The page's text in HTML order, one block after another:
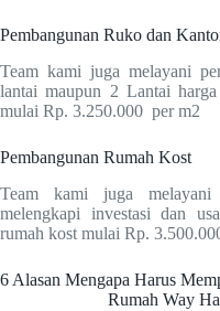
Pembangunan Ruko dan
Team kami juga melayani
lantai maupun 2 Lantai
mulai Rp. 3.250.000 per m2
Pembangunan Rumah Kost
Team kami juga melayani
melengkapi investasi dan
rumah kost mulai Rp.
6 Alasan Mengapa Harus
Rumah Way